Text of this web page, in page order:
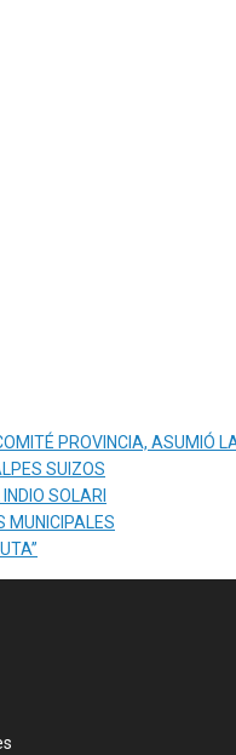
PROVINCIA, ASUMIÓ
SUIZOS
SOLARI
MUNICIPALES